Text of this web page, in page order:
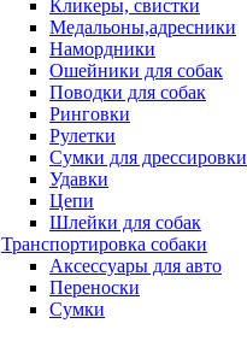
Кликеры, свистки
Медальоны,адресники
Намордники
Ошейники для собак
Поводки для собак
Ринговки
Рулетки
Сумки для дрессировки
Удавки
Цепи
Шлейки для собак
Транспортировка собаки
Аксессуары для авто
Переноски
Сумки